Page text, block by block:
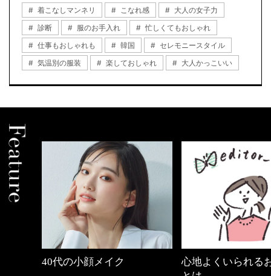
着こなしマンネリ こなれ感
大人の女子力
診断
服のお手入れ
忙しくてもおしゃれ
仕事もおしゃれも
韓国
セレモニースタイル
気温別の服装
楽しておしゃれ 大人かっこいい
心地よくいられるおしゃれ
働く女性の